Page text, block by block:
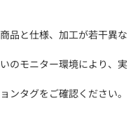
品と仕様、加工が若干異な
のモニター環境により、実
タグをご確認ください。